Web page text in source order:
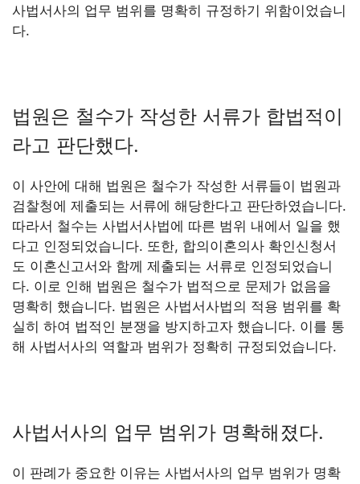
사법서사의 업무 범위를 명확히 규정하기 위함이었습니
다.
법원은 철수가 작성한 서류가 합법적이
라고 판단했다.
이 사안에 대해 법원은 철수가 작성한 서류들이 법원과
검찰청에 제출되는 서류에 해당한다고 판단하였습니다.
따라서 철수는 사법서사법에 따른 범위 내에서 일을 했
다고 인정되었습니다. 또한, 합의이혼의사 확인신청서
도 이혼신고서와 함께 제출되는 서류로 인정되었습니
다. 이로 인해 법원은 철수가 법적으로 문제가 없음을
명확히 했습니다. 법원은 사법서사법의 적용 범위를 확
실히 하여 법적인 분쟁을 방지하고자 했습니다. 이를 통
해 사법서사의 역할과 범위가 정확히 규정되었습니다.
사법서사의 업무 범위가 명확해졌다.
이 판례가 중요한 이유는 사법서사의 업무 범위가 명확